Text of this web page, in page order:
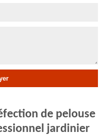
de pelouse
jardinier